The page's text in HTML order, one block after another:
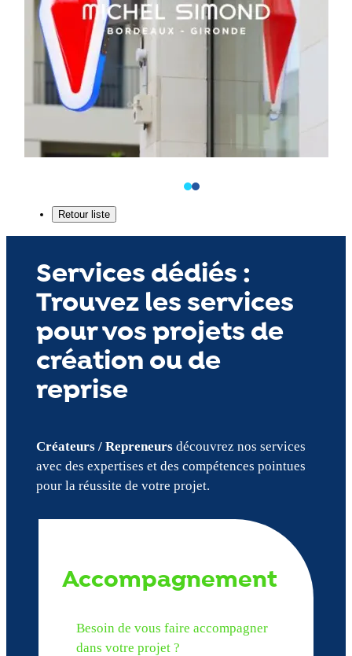
Services dédiés :
Trouvez les services
pour vos projets de
création ou de
reprise
Créateurs / Repreneursdécouvrez nos services
avec des expertises et des compétences pointues
pour la réussite de votre projet.
Accompagnement
Besoin de vous faire accompagner
dans votre projet ?